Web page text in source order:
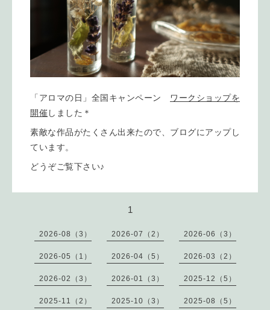
「アロマの日」全国キャンペーン
ワークショップを
開催しました＊
素敵な作品がたくさん出来たので、ブログにアップし
ています。
どうぞご覧下さい♪
1
2026-08（3） 2026-07（2） 2026-06（3）
2026-05（1） 2026-04（5） 2026-03（2）
2026-02（3） 2026-01（3） 2025-12（5）
2025-11（2） 2025-10（3） 2025-08（5）